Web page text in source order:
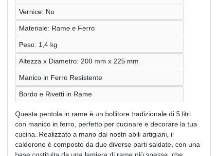
Vernice: No
Materiale: Rame e Ferro
Peso: 1,4 kg
Altezza x Diametro: 200 mm x 225 mm
Manico in Ferro Resistente
Bordo e Rivetti in Rame
Questa pentola in rame è un bollitore tradizionale di 5 litri
con manico in ferro, perfetto per cucinare e decorare la tua
cucina. Realizzato a mano dai nostri abili artigiani, il
calderone è composto da due diverse parti saldate, con una